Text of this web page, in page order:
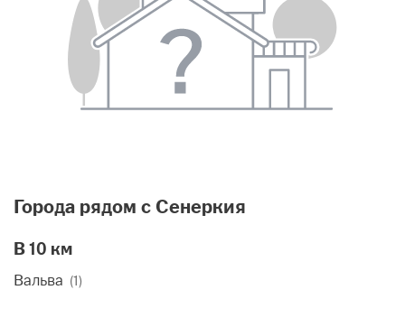
Города рядом с Сенеркия
В 10 км
Вальва (1)